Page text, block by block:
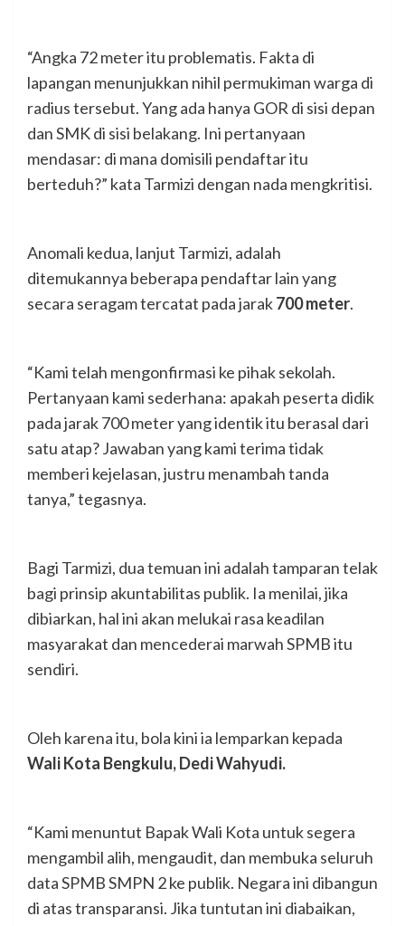
“Angka 72 meter itu problematis. Fakta di
lapangan menunjukkan nihil permukiman warga di
radius tersebut. Yang ada hanya GOR di sisi depan
dan SMK di sisi belakang. Ini pertanyaan
mendasar: di mana domisili pendaftar itu
berteduh?” kata Tarmizi dengan nada mengkritisi.
Anomali kedua, lanjut Tarmizi, adalah
ditemukannya beberapa pendaftar lain yang
secara seragam tercatat pada jarak700 meter.
“Kami telah mengonfirmasi ke pihak sekolah.
Pertanyaan kami sederhana: apakah peserta didik
pada jarak 700 meter yang identik itu berasal dari
satu atap? Jawaban yang kami terima tidak
memberi kejelasan, justru menambah tanda
tanya,” tegasnya.
Bagi Tarmizi, dua temuan ini adalah tamparan telak
bagi prinsip akuntabilitas publik. Ia menilai, jika
dibiarkan, hal ini akan melukai rasa keadilan
masyarakat dan mencederai marwah SPMB itu
sendiri.
Oleh karena itu, bola kini ia lemparkan kepada
Wali Kota Bengkulu, Dedi Wahyudi.
“Kami menuntut Bapak Wali Kota untuk segera
mengambil alih, mengaudit, dan membuka seluruh
data SPMB SMPN 2 ke publik. Negara ini dibangun
di atas transparansi. Jika tuntutan ini diabaikan,